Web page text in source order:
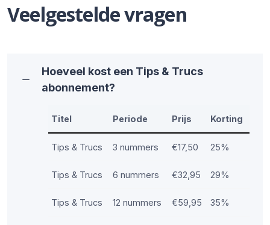
Veelgestelde vragen
Hoeveel kost een Tips & Trucs
abonnement?
Titel Periode Prijs Korting
Tips & Trucs 3 nummers €17,50 25%
Tips & Trucs 6 nummers €32,95 29%
Tips & Trucs 12 nummers €59,95 35%